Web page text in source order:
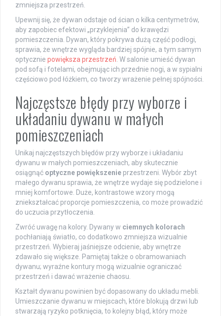
zmniejsza przestrzeń.
Upewnij się, że dywan odstaje od ścian o kilka centymetrów,
aby zapobiec efektowi „przyklejenia” do krawędzi
pomieszczenia. Dywan, który pokrywa dużą część podłogi,
sprawia, że wnętrze wygląda bardziej spójnie, a tym samym
optycznie powiększa przestrzeń . W salonie umieść dywan
pod sofą i fotelami, obejmując ich przednie nogi, a w sypialni
częściowo pod łóżkiem, co tworzy wrażenie pełnej spójności.
Najczęstsze błędy przy wyborze i
układaniu dywanu w małych
pomieszczeniach
Unikaj najczęstszych błędów przy wyborze i układaniu
dywanu w małych pomieszczeniach, aby skutecznie
osiągnąć optyczne powiększenie przestrzeni. Wybór zbyt
małego dywanu sprawia, że wnętrze wydaje się podzielone i
mniej komfortowe. Duże, kontrastowe wzory mogą
zniekształcać proporcje pomieszczenia, co może prowadzić
do uczucia przytłoczenia.
Zwróć uwagę na kolory. Dywany w ciemnych kolorach
pochłaniają światło, co dodatkowo zmniejsza wizualnie
przestrzeń. Wybieraj jaśniejsze odcienie, aby wnętrze
zdawało się większe. Pamiętaj także o obramowaniach
dywanu; wyraźne kontury mogą wizualnie ograniczać
przestrzeń i dawać wrażenie chaosu.
Kształt dywanu powinien być dopasowany do układu mebli.
Umieszczanie dywanu w miejscach, które blokują drzwi lub
stwarzają ryzyko potknięcia, to kolejny błąd, który może